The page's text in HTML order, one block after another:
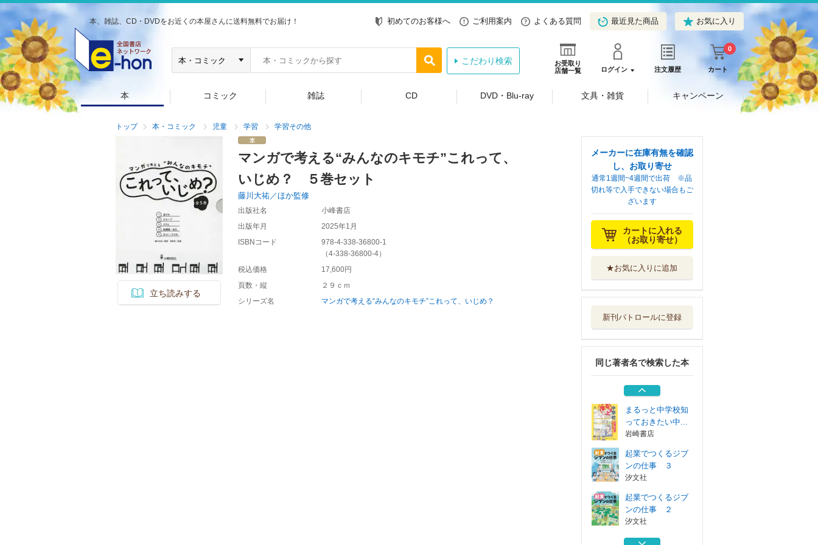
本、雑誌、CD・DVDをお近くの本屋さんに送料無料でお届け！ 初めてのお客様へ ご利用案内 よくある質問 最近見た商品 お気に入り
お受取り
店舗一覧
ログイン 注文履歴 カート
0
こだわり検索
本 コミック 雑誌 CD DVD・Blu-ray 文具・雑貨 キャンペーン
トップ 本・コミック 児童 学習 学習その他
立ち読みする
マンガで考える“みんなのキモチ”これって、
いじめ？ ５巻セット
藤川大祐／ほか監修
出版社名
小峰書店
出版年月
2025年1月
ISBNコード
978-4-338-36800-1
（4-338-36800-4）
税込価格
17,600円
頁数・縦
２９ｃｍ
シリーズ名
マンガで考える“みんなのキモチ”これって、いじめ？
メーカーに在庫有無を確認
し、お取り寄せ
通常1週間~4週間で出荷 ※品
切れ等で入手できない場合もご
ざいます
カートに入れる
（お取り寄せ）
★お気に入りに追加
新刊パトロールに登録
同じ著者名で検索した本
起業でつくるジブ
ンの仕事 ２
マンガで考える“
小峰書店
マンガで考える“
みんなのキモチ...
小峰書店
まるっと中学校知
っておきたい中...
岩崎書店
起業でつくるジブ
ンの仕事 ３
汐文社
起業でつくるジブ
ンの仕事 ２
汐文社
マンガで考える“